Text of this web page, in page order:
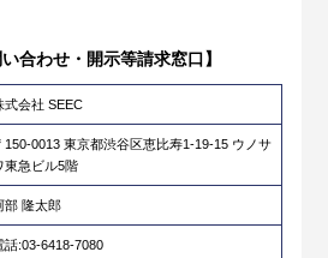
合わせ・開示等請求窓口】
式会社 SEEC
150-0013 東京都渋谷区恵比寿1-19-15 ウノサ
東急ビル5階
部 隆太郎
話:03-6418-7080